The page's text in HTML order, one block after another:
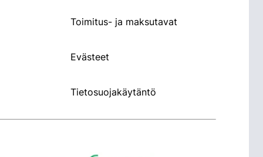
Toimitus- ja maksutavat
Evästeet
Tietosuojakäytäntö